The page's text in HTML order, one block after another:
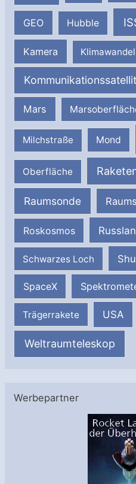
GEO Hubble
Kamera Klimawandel
Kommunikationssatellit
Mars
Milchstraße Mond
Oberfläche
Raumsonde
Roskosmos
Schwarzes Loch
SpaceX
Trägerrakete USA
Weltraumteleskop
Werbepartner